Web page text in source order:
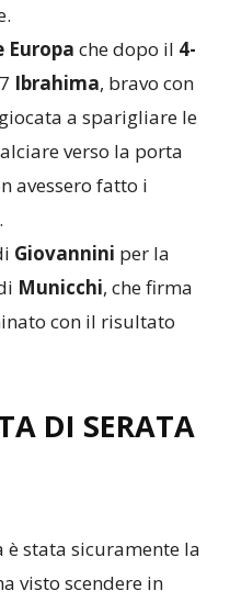
Europa che dopo il 4-
Ibrahima, bravo con
a sparigliare le
verso la porta
avessero fatto i
Giovannini per la
Municchi, che firma
con il risultato
DI SERATA
stata sicuramente la
visto scendere in